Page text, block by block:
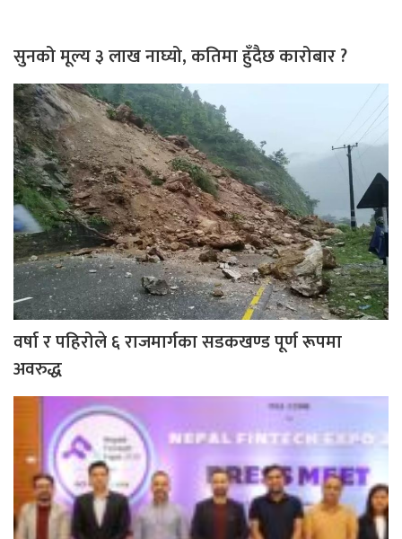
सुनको मूल्य ३ लाख नाघ्यो, कतिमा हुँदैछ कारोबार ?
वर्षा र पहिरोले ६ राजमार्गका सडकखण्ड पूर्ण रूपमा
अवरुद्ध